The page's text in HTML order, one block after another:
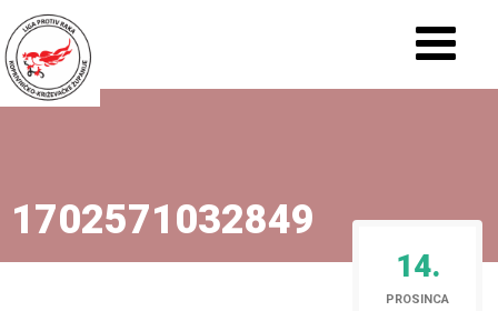
1702571032849
14.
PROSINCA